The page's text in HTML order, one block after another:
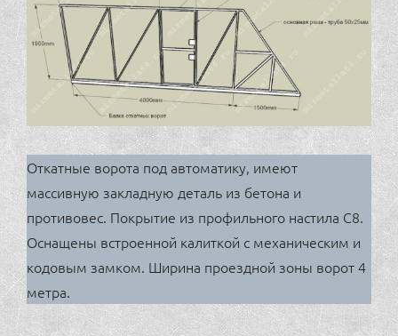
Откатные ворота под автоматику, имеют
массивную закладную деталь из бетона и
противовес. Покрытие из профильного настила С8.
Оснащены встроенной калиткой с механическим и
кодовым замком. Ширина проездной зоны ворот 4
метра.